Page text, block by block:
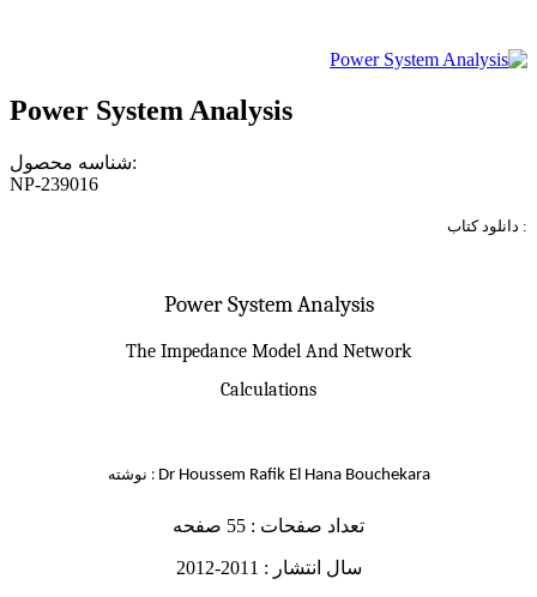
Power System Analysis
شناسه محصول:
NP-239016
دانلود کتاب :
Power System Analysis
The Impedance Model And Network
Calculations
نوشته : Dr Houssem Rafik El Hana Bouchekara
تعداد صفحات : 55 صفحه
سال انتشار : 2011-2012